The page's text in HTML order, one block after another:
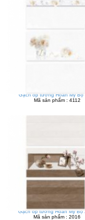
Gạch ốp tường Hoàn Mỹ Bộ
Mã sản phẩm : 4112
Gạch ốp tường Hoàn Mỹ Bộ
Mã sản phẩm : 2016